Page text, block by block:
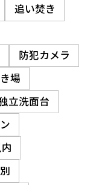
追い焚き
防犯カメラ
場
立洗面台